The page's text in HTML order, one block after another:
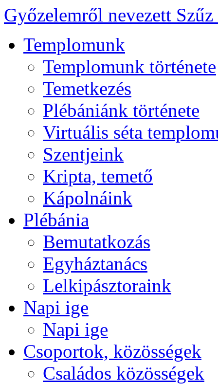
Győzelemről nevezett
Templomunk
Templomunk története
Temetkezés
Plébániánk története
Virtuális séta
Szentjeink
Kripta, temető
Kápolnáink
Plébánia
Bemutatkozás
Egyháztanács
Lelkipásztoraink
Napi ige
Napi ige
Csoportok, közösségek
Családos közösségek